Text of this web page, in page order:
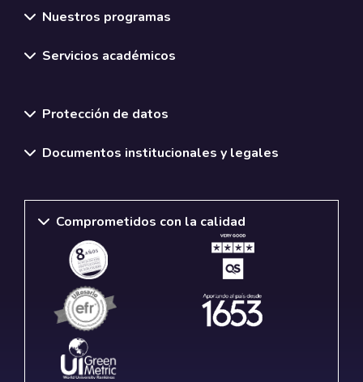
Nuestros programas
Servicios académicos
Protección de datos
Documentos institucionales y legales
Comprometidos con la calidad